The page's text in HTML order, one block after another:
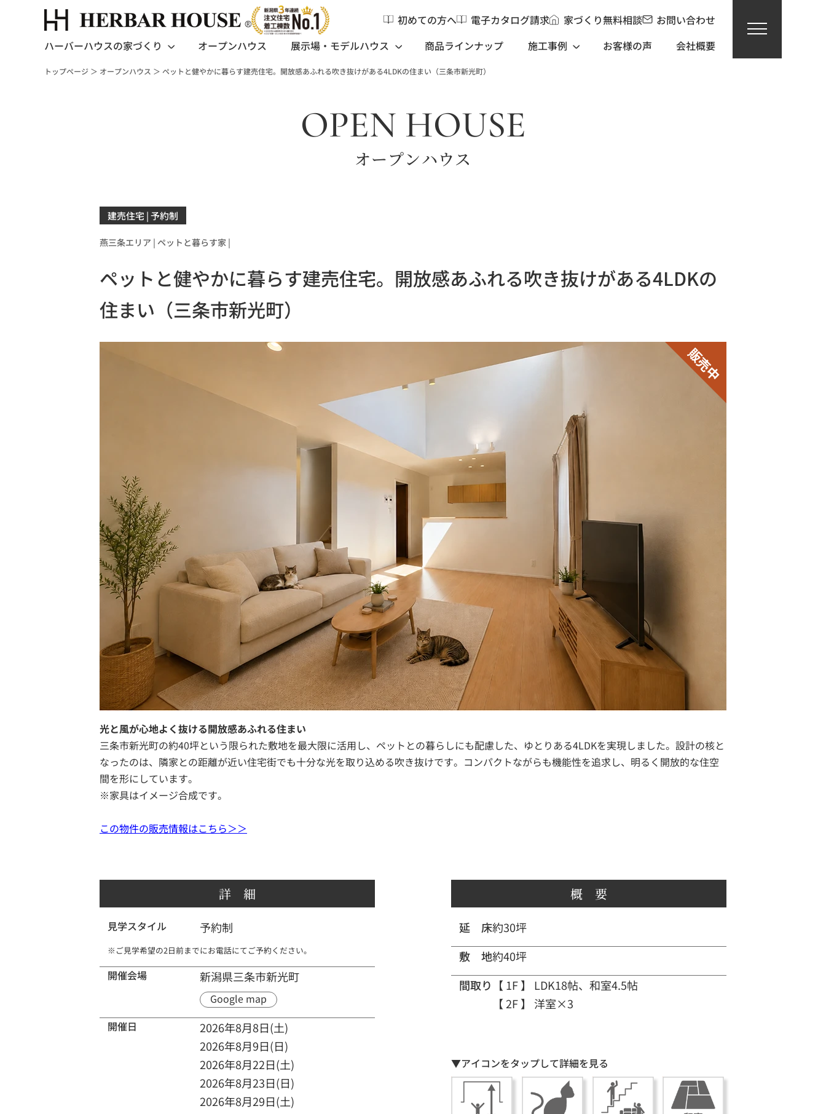
初めての方へ 電子カタログ請求 家づくり無料相談
お問い合わせ
ハーバーハウスの家づくり
オープンハウス 展示場・モデルハウス 商品ラインナップ 施工事例 お客様の声 会社概要
トップページ ＞ オープンハウス ＞ ペットと健やかに暮らす建売住宅。開放感あふれる吹き抜けがある4LDKの住まい（三条市新光町）
OPEN HOUSE
オープンハウス
建売住宅 | 予約制
燕三条エリア | ペットと暮らす家 |
ペットと健やかに暮らす建売住宅。開放感あふれる吹き抜けがある4LDKの
住まい（三条市新光町）
光と風が心地よく抜ける開放感あふれる住まい
三条市新光町の約40坪という限られた敷地を最大限に活用し、ペットとの暮らしにも配慮した、ゆとりある4LDKを実現しました。設計の核と
なったのは、隣家との距離が近い住宅街でも十分な光を取り込める吹き抜けです。コンパクトながらも機能性を追求し、明るく開放的な住空
間を形にしています。
※家具はイメージ合成です。
この物件の販売情報はこちら＞＞
詳 細
見学スタイル 予約制
※ ご見学希望の2日前までにお電話にてご予約ください。
開催会場 新潟県三条市新光町
Google map
開催日
2026年8月8日(土)
2026年8月9日(日)
2026年8月22日(土)
2026年8月23日(日)
2026年8月29日(土)
概 要
延 床約30坪
敷 地約40坪
間取り 【 1F 】
LDK18帖、和室4.5帖
【 2F 】
洋室×3
▼アイコンをタップして詳細を見る